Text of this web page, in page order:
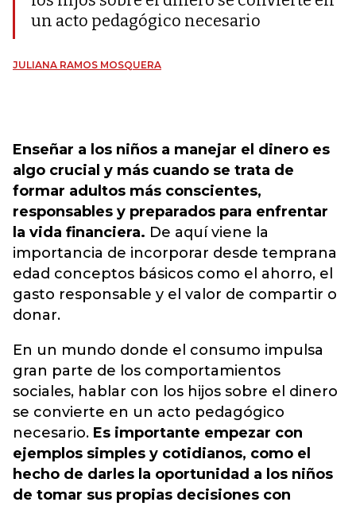
un acto pedagógico necesario
JULIANA RAMOS MOSQUERA
Enseñar a los niños a manejar el dinero es
algo crucial y más cuando se trata de
formar adultos más conscientes,
responsables y preparados para enfrentar
la vida financiera. De aquí viene la
importancia de incorporar desde temprana
edad conceptos básicos como el ahorro, el
gasto responsable y el valor de compartir o
donar.
En un mundo donde el consumo impulsa
gran parte de los comportamientos
sociales, hablar con los hijos sobre el dinero
se convierte en un acto pedagógico
necesario. Es importante empezar con
ejemplos simples y cotidianos, como el
hecho de darles la oportunidad a los niños
de tomar sus propias decisiones con